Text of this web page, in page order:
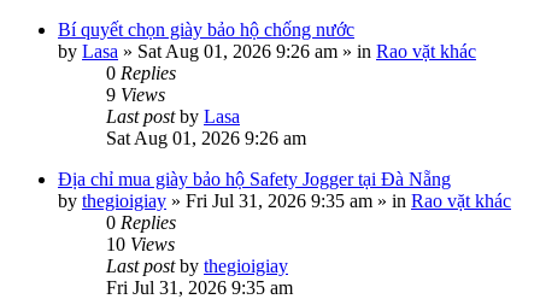
Bí quyết chọn giày bảo hộ chống nước
by Lasa » Sat Aug 01, 2026 9:26 am » in Rao vặt khác
0 Replies
9 Views
Last postby Lasa
Sat Aug 01, 2026 9:26 am
Địa chỉ mua giày bảo hộ Safety Jogger tại Đà Nẵng
by thegioigiay » Fri Jul 31, 2026 9:35 am » in Rao vặt khác
0 Replies
10 Views
Last postby thegioigiay
Fri Jul 31, 2026 9:35 am